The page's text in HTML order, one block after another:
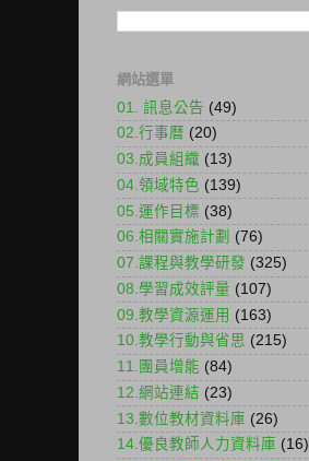
網站選單
01. 訊息公告 (49)
02.行事曆 (20)
03.成員組織 (13)
04.領域特色 (139)
05.運作目標 (38)
06.相關實施計劃 (76)
07.課程與教學研發 (325)
08.學習成效評量 (107)
09.教學資源運用 (163)
10.教學行動與省思 (215)
11.團員增能 (84)
12.網站連結 (23)
13.數位教材資料庫 (26)
14.優良教師人力資料庫 (16)